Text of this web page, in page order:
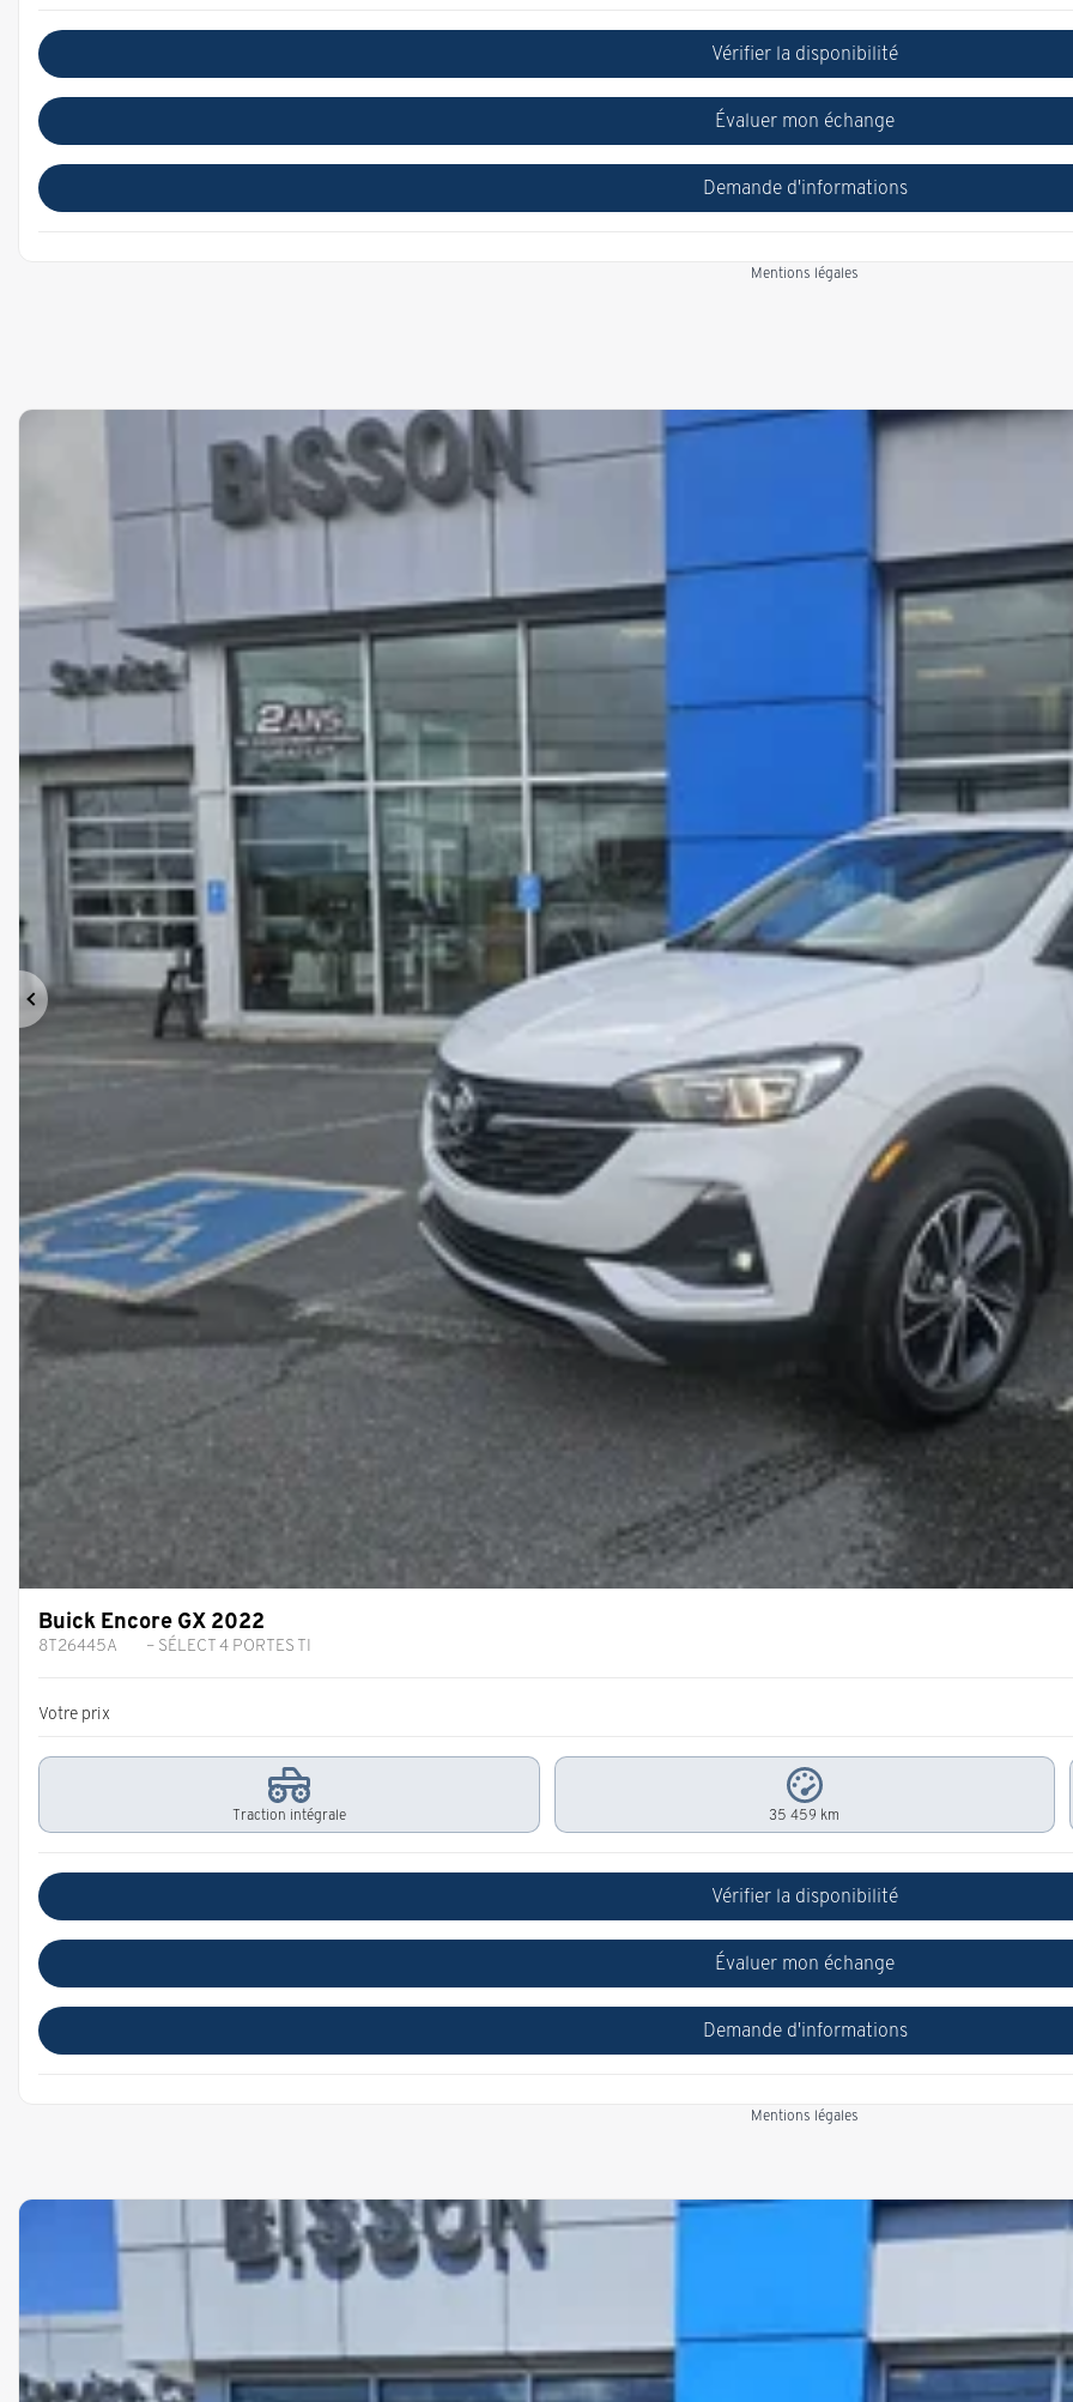
Vérifier la disponibilité
Évaluer mon échange
Demande d'informations
Mentions légales
Précédent
Buick Encore GX 2022
8T26445A – SÉLECT 4 PORTES TI
Votre prix
Traction intégrale 35 459 km
Vérifier la disponibilité
Évaluer mon échange
Demande d'informations
Mentions légales